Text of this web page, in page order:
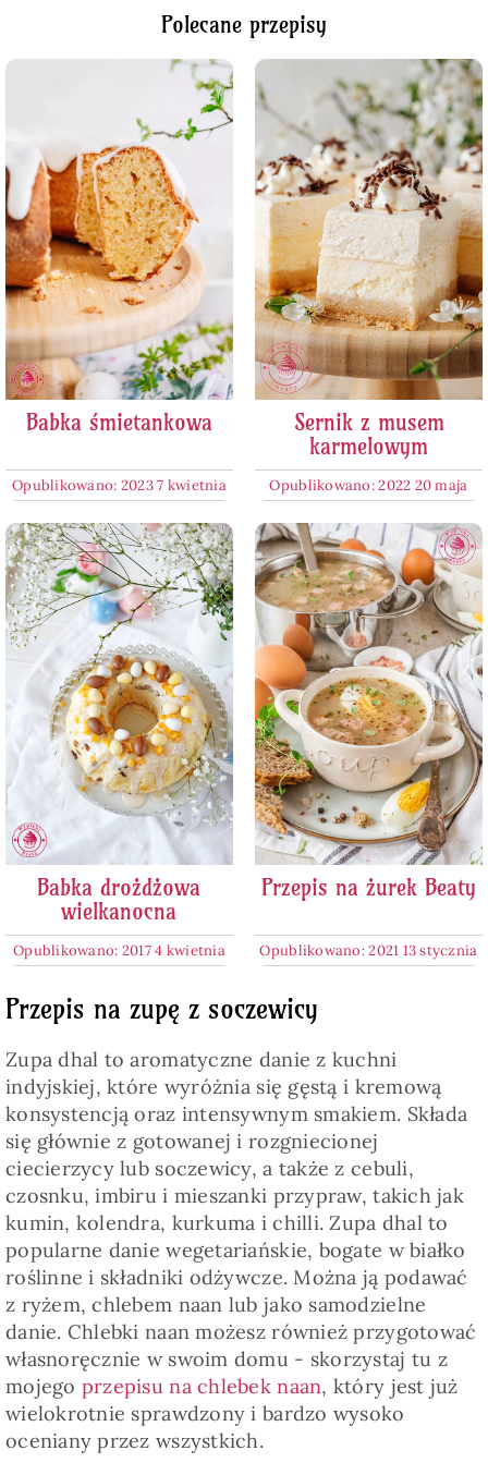
Polecane przepisy
Babka śmietankowa
Opublikowano: 2023 7 kwietnia
Sernik z musem
karmelowym
Opublikowano: 2022 20 maja
Babka drożdżowa
wielkanocna
Opublikowano: 2017 4 kwietnia
Przepis na żurek Beaty
Opublikowano: 2021 13 stycznia
Przepis na zupę z soczewicy
Zupa dhal to aromatyczne danie z kuchni
indyjskiej, które wyróżnia się gęstą i kremową
konsystencją oraz intensywnym smakiem. Składa
się głównie z gotowanej i rozgniecionej
ciecierzycy lub soczewicy, a także z cebuli,
czosnku, imbiru i mieszanki przypraw, takich jak
kumin, kolendra, kurkuma i chilli. Zupa dhal to
popularne danie wegetariańskie, bogate w białko
roślinne i składniki odżywcze. Można ją podawać
z ryżem, chlebem naan lub jako samodzielne
danie. Chlebki naan możesz również przygotować
własnoręcznie w swoim domu - skorzystaj tu z
mojego przepisu na chlebek naan, który jest już
wielokrotnie sprawdzony i bardzo wysoko
oceniany przez wszystkich.